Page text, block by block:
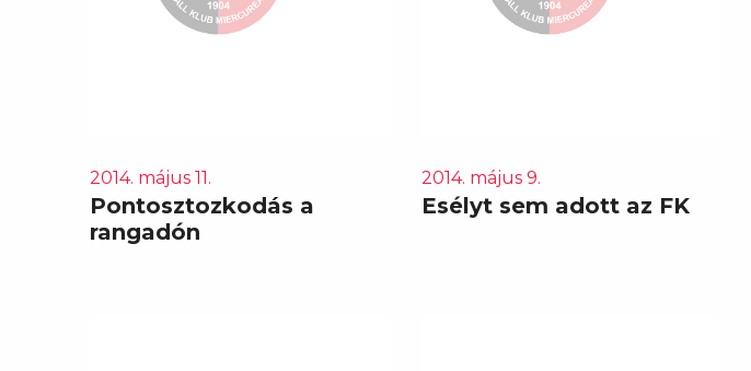
2014. május 11.
Pontosztozkodás a
rangadón
2014. május 9.
Esélyt sem adott az FK